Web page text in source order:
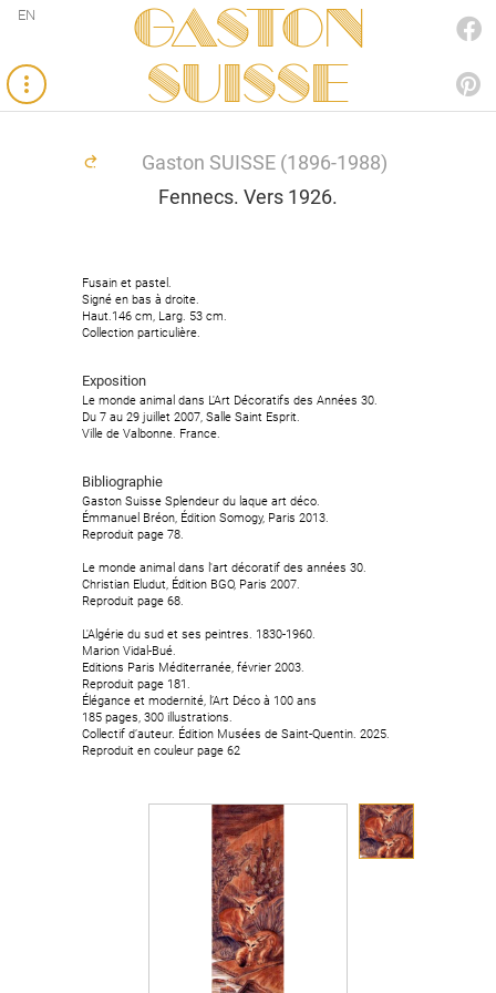
Gaston
SUISSE
EN
Gaston SUISSE (1896-1988)
Fennecs. Vers 1926.
Fusain et pastel.
Signé en bas à droite.
Haut.146 cm, Larg. 53 cm.
Collection particulière.
Exposition
Le monde animal dans L'Art Décoratifs des Années 30.
Du 7 au 29 juillet 2007, Salle Saint Esprit.
Ville de Valbonne. France.
Bibliographie
Gaston Suisse Splendeur du laque art déco.
Émmanuel Bréon, Édition Somogy, Paris 2013.
Reproduit page 78.
Le monde animal dans l'art décoratif des années 30.
Christian Eludut, Édition BGO, Paris 2007.
Reproduit page 68.
L'Algérie du sud et ses peintres. 1830-1960.
Marion Vidal-Bué.
Editions Paris Méditerranée, février 2003.
Reproduit page 181.
Élégance et modernité, l’Art Déco à 100 ans
185 pages, 300 illustrations.
Collectif d’auteur. Édition Musées de Saint-Quentin. 2025.
Reproduit en couleur page 62
Fusain et pastel.
Signé en bas à droite.
Haut.146 cm, Larg. 53 cm.
Collection particulière.
Exposition
Le monde animal dans L'Art Décoratifs des Années 30.
Du 7 au 29 juillet 2007, Salle Saint Esprit.
Ville de Valbonne. France.
Bibliographie
Gaston Suisse Splendeur du laque art déco.
Émmanuel Bréon, Édition Somogy, Paris 2013.
Reproduit page 78.
Le monde animal dans l'art décoratif des années 30.
Christian Eludut, Édition BGO, Paris 2007.
Reproduit page 68.
L'Algérie du sud et ses peintres. 1830-1960.
Marion Vidal-Bué.
Editions Paris Méditerranée, février 2003.
Reproduit page 181.
Élégance et modernité, l’Art Déco à 100 ans
185 pages, 300 illustrations.
Collectif d’auteur. Édition Musées de Saint-Quentin. 2025.
Reproduit en couleur page 62